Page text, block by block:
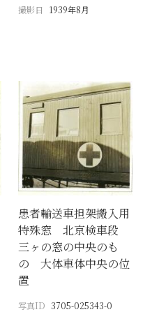
撮影日
1939年8月
患者輸送車担架搬入用
特殊窓 北京検車段
三ヶの窓の中央のも
の 大体車体中央の位
置
写真ID 3705-025343-0